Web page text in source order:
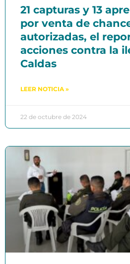
21 capturas y 13
por venta de
autorizadas, el
acciones contra la
Caldas
LEER NOTICIA »
22 de octubre de 2024